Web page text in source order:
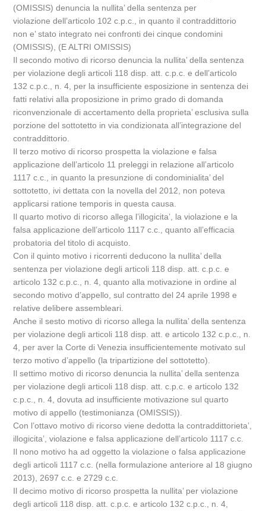
(OMISSIS) denuncia la nullita’ della sentenza per
violazione dell’articolo 102 c.p.c., in quanto il contraddittorio
non e’ stato integrato nei confronti dei cinque condomini
(OMISSIS), (E ALTRI OMISSIS)
Il secondo motivo di ricorso denuncia la nullita’ della sentenza
per violazione degli articoli 118 disp. att. c.p.c. e dell’articolo
132 c.p.c., n. 4, per la insufficiente esposizione in sentenza dei
fatti relativi alla proposizione in primo grado di domanda
riconvenzionale di accertamento della proprieta’ esclusiva sulla
porzione del sottotetto in via condizionata all’integrazione del
contraddittorio.
Il terzo motivo di ricorso prospetta la violazione e falsa
applicazione dell’articolo 11 preleggi in relazione all’articolo
1117 c.c., in quanto la presunzione di condominialita’ del
sottotetto, ivi dettata con la novella del 2012, non poteva
applicarsi ratione temporis in questa causa.
Il quarto motivo di ricorso allega l’illogicita’, la violazione e la
falsa applicazione dell’articolo 1117 c.c., quanto all’efficacia
probatoria del titolo di acquisto.
Con il quinto motivo i ricorrenti deducono la nullita’ della
sentenza per violazione degli articoli 118 disp. att. c.p.c. e
articolo 132 c.p.c., n. 4, quanto alla motivazione in ordine al
secondo motivo d’appello, sul contratto del 24 aprile 1998 e
relative delibere assembleari.
Anche il sesto motivo di ricorso allega la nullita’ della sentenza
per violazione degli articoli 118 disp. att. e articolo 132 c.p.c., n.
4, per aver la Corte di Venezia insufficientemente motivato sul
terzo motivo d’appello (la tripartizione del sottotetto).
Il settimo motivo di ricorso denuncia la nullita’ della sentenza
per violazione degli articoli 118 disp. att. c.p.c. e articolo 132
c.p.c., n. 4, dovuta ad insufficiente motivazione sul quarto
motivo di appello (testimonianza (OMISSIS)).
Con l’ottavo motivo di ricorso viene dedotta la contraddittorieta’,
illogicita’, violazione e falsa applicazione dell’articolo 1117 c.c.
Il nono motivo ha ad oggetto la violazione o falsa applicazione
degli articoli 1117 c.c. (nella formulazione anteriore al 18 giugno
2013), 2697 c.c. e 2729 c.c.
Il decimo motivo di ricorso prospetta la nullita’ per violazione
degli articoli 118 disp. att. c.p.c. e articolo 132 c.p.c., n. 4,